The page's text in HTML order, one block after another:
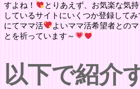
すよね！
とりあえず、お気楽な気
しているサイトにいくつか登録して
にてママ活
よいママ活希望者との
とを祈っています～
以下で紹介